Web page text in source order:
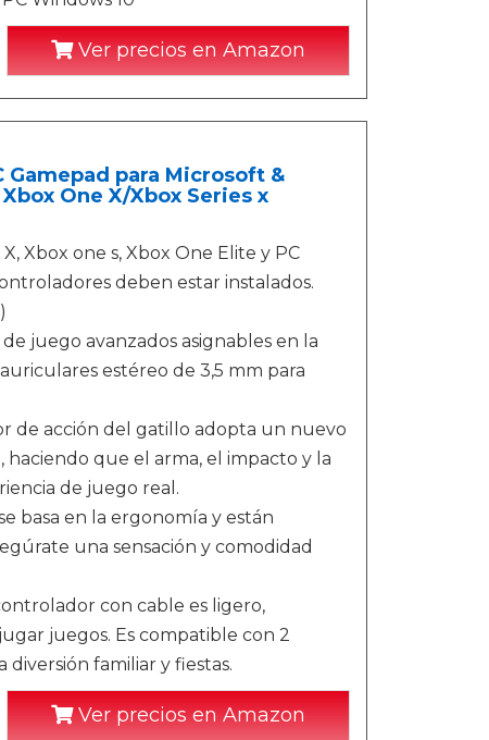
Ver precios en Amazon
Gamepad para Microsoft &
One X/Xbox Series x
Xbox one s, Xbox One Elite y PC
deben estar instalados.
juego avanzados asignables en la
estéreo de 3,5 mm para
de acción del gatillo adopta un nuevo
que el arma, el impacto y la
de juego real.
basa en la ergonomía y están
una sensación y comodidad
con cable es ligero,
juegos. Es compatible con 2
diversión familiar y fiestas.
Ver precios en Amazon